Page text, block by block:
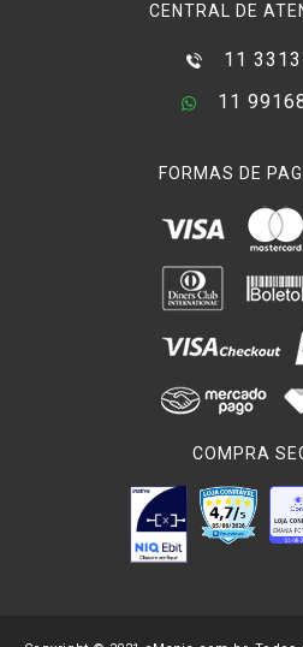
CENTRAL DE
11
11
FORMAS DE
COMPRA